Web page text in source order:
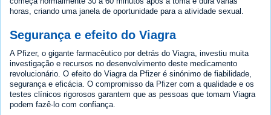
horas, criando uma janela de oportunidade para a atividade sexual.
Segurança e efeito do Viagra
A Pfizer, o gigante farmacêutico por detrás do Viagra, investiu muita
investigação e recursos no desenvolvimento deste medicamento
revolucionário. O efeito do Viagra da Pfizer é sinónimo de fiabilidade,
segurança e eficácia. O compromisso da Pfizer com a qualidade e os
testes clínicos rigorosos garantem que as pessoas que tomam Viagra
podem fazê-lo com confiança.